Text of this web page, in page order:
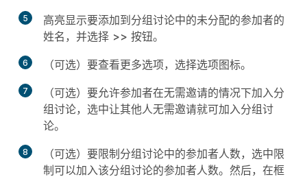
5 高亮显示要添加到分组讨论中的未分配的参加者的
姓名，并选择 >> 按钮。
6 （可选）要查看更多选项，选择选项图标。
7
（可选）要允许参加者在无需邀请的情况下加入分
组讨论，选中让其他人无需邀请就可加入分组讨
论。
8 （可选）要限制分组讨论中的参加者人数，选中限
制可以加入该分组讨论的参加者人数。然后，在框